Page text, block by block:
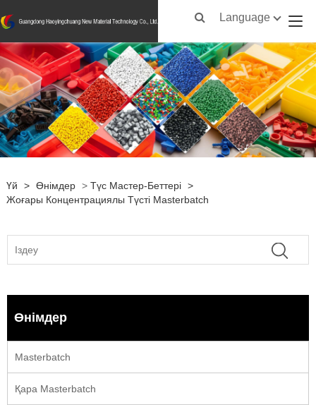
Language
Үй > Өнімдер > Түс Мастер-Беттері >
Жоғары Концентрациялы Түсті Masterbatch
Өнімдер
Masterbatch
Қара Masterbatch